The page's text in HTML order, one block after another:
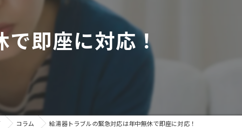
故障
即座に対応！
コラム 給湯器トラブルの緊急対応は年中無休で即座に対応！